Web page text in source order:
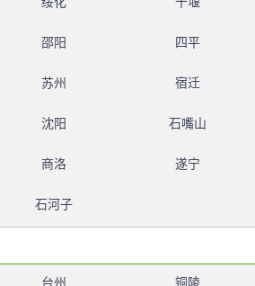
邵阳 四平
苏州 宿迁
沈阳 石嘴山
商洛 遂宁
石河子
台州 铜陵